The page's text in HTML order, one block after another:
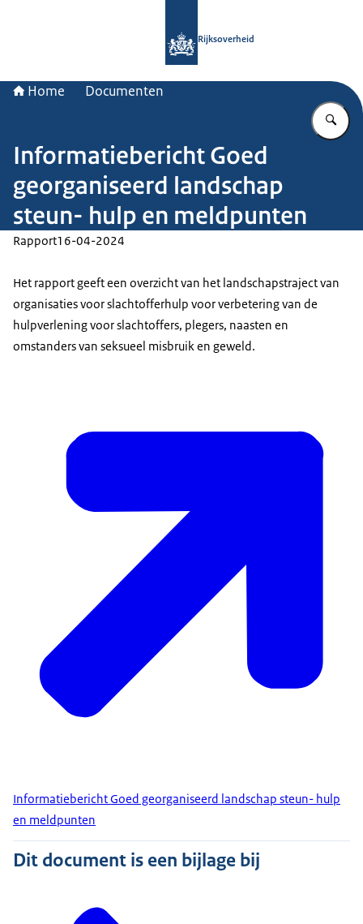
Rijksoverheid
Home Documenten
Informatiebericht Goed
georganiseerd landschap
steun- hulp en meldpunten
Rapport16-04-2024
Het rapport geeft een overzicht van het landschapstraject van
organisaties voor slachtofferhulp voor verbetering van de
hulpverlening voor slachtoffers, plegers, naasten en
omstanders van seksueel misbruik en geweld.
Informatiebericht Goed georganiseerd landschap steun- hulp
en meldpunten
Dit document is een bijlage bij